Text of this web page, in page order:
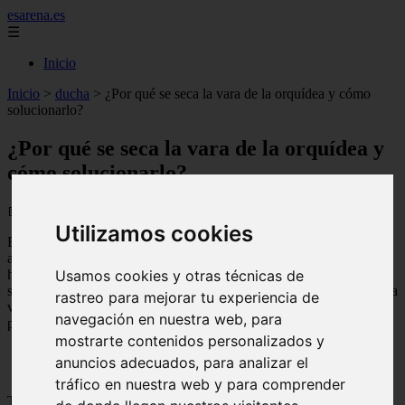
Utilizamos cookies
Usamos cookies y otras técnicas de
rastreo para mejorar tu experiencia de
navegación en nuestra web, para
mostrarte contenidos personalizados y
anuncios adecuados, para analizar el
tráfico en nuestra web y para comprender
esarena.es
☰
Inicio
Inicio > ducha > ¿Por qué se seca la vara de la orquídea y cómo
solucionarlo?
¿Por qué se seca la vara de la orquídea y
cómo solucionarlo?
📅 17/08/2025
En esta ocasión, hablaremos sobre un tema muy importante para los
amantes de las
ha secado? No te preocupes, es algo común en estas plantas y tiene
solución. En este artículo te explicaremos qué pasa cuando se seca la
vara de la orquídea y cómo puedes solucionarlo. ¡Sigue leyendo
para descubrirlo!
Tabla de contenidos